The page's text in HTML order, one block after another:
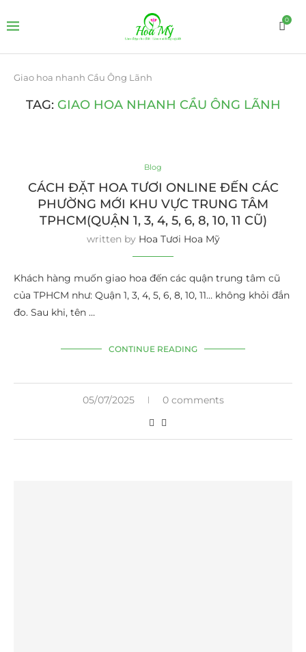
0
Giao hoa nhanh Cầu Ông Lãnh
TAG: GIAO HOA NHANH CẦU ÔNG LÃNH
Blog
CÁCH ĐẶT HOA TƯƠI ONLINE ĐẾN CÁC
PHƯỜNG MỚI KHU VỰC TRUNG TÂM
TPHCM(QUẬN 1, 3, 4, 5, 6, 8, 10, 11 CŨ)
written by Hoa Tươi Hoa Mỹ
Khách hàng muốn giao hoa đến các quận trung tâm cũ
của TPHCM như: Quận 1, 3, 4, 5, 6, 8, 10, 11… không khỏi đắn
đo. Sau khi, tên …
CONTINUE READING
05/07/2025 0 comments